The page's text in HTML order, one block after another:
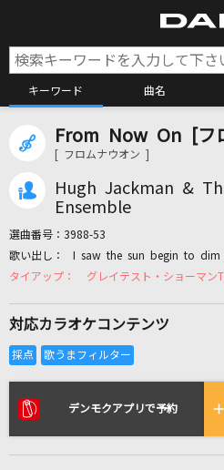
キーワード 曲名
カラオケ
カラオケリ
全国りれ
ミックスナッツ
Official髭男dism
From Now On [フ
[ フロムナウオン ]
Hugh Jackman &
Ensemble
選曲番号： 3988-53
I saw the sun begin to dim
グレイテスト・ショーマ
対応カラオケコンテンツ
デンモクアプリで予約